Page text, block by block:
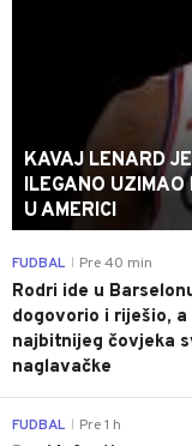
KAVAJ LENARD
ILEGANO
U AMERICI
FUDBAL Pre 40 min
Rodri ide u
dogovorio i riješio,
najbitnijeg čovjeka
naglavačke
FUDBAL Pre 1 h